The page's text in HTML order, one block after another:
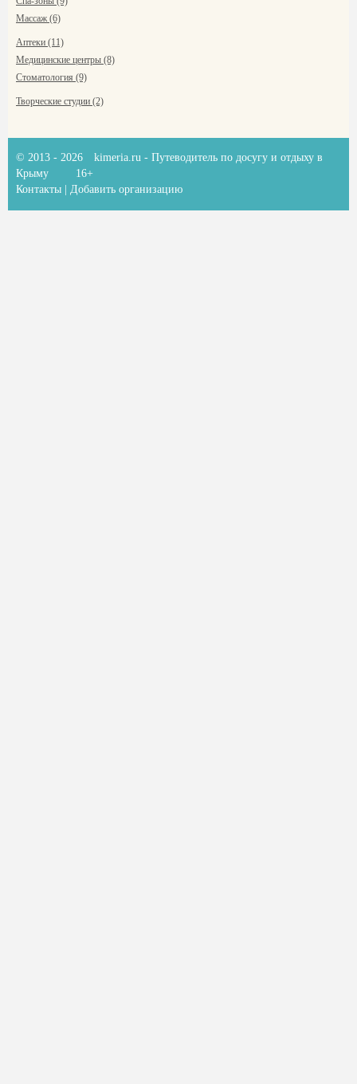
Массаж (6)
Аптеки (11)
Медицинские центры (8)
Стоматология (9)
Творческие студии (2)
© 2013 - 2026 kimeria.ru - Путеводитель по досугу и отдыху в
Крыму
16+
Контакты
Добавить организацию